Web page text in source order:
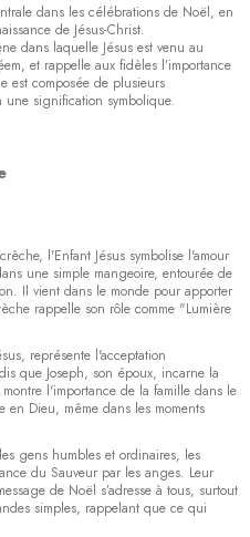
dans les célébrations de Noël, en
de Jésus-Christ.
dans laquelle Jésus est venu au
et rappelle aux fidèles l’importance
est composée de plusieurs
signification symbolique.
l'Enfant Jésus symbolise l'amour
une simple mangeoire, entourée de
Il vient dans le monde pour apporter
rappelle son rôle comme "Lumière
représente l'acceptation
que Joseph, son époux, incarne la
l'importance de la famille dans le
en Dieu, même dans les moments
gens humbles et ordinaires, les
du Sauveur par les anges. Leur
de Noël s’adresse à tous, surtout
simples, rappelant que ce qui